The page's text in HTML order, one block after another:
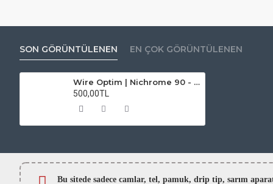
SON GÖRÜNTÜLENEN EN ÇOK GÖRÜNTÜLENEN
Wire Optim | Nichrome 90 - 29 GA Makara Rezistans Teli - 25 FT - Orijinal
500,00TL
Bu sitede sadece camlar, tel, pamuk, drip tip, sarım